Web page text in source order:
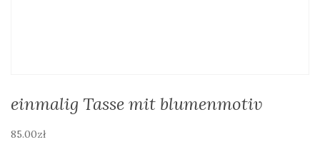
einmalig Tasse mit blumenmotiv
85.00zł